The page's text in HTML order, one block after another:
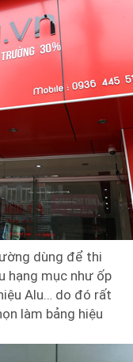
dùng để thi
hạng mục như ốp
Alu… do đó rất
làm bảng hiệu